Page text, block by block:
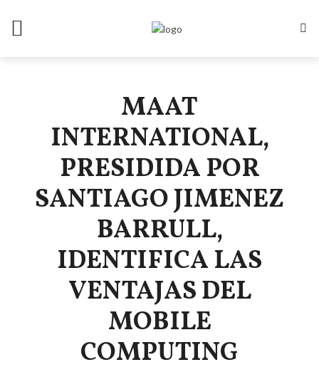
MAAT
INTERNATIONAL,
PRESIDIDA POR
SANTIAGO JIMENEZ
BARRULL,
IDENTIFICA LAS
VENTAJAS DEL
MOBILE
COMPUTING